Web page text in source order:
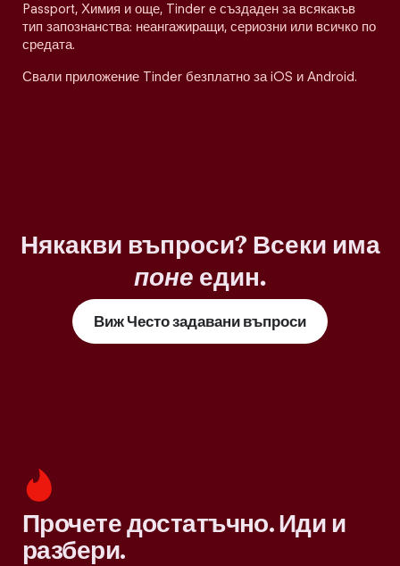
Passport, Химия и още, Tinder е създаден за всякакъв
тип запознанства: неангажиращи, сериозни или всичко по
средата.
Свали приложение Tinder безплатно за iOS и Android.
Някакви въпроси? Всеки има
поне един.
Виж Често задавани въпроси
Прочете достатъчно. Иди и
разбери.